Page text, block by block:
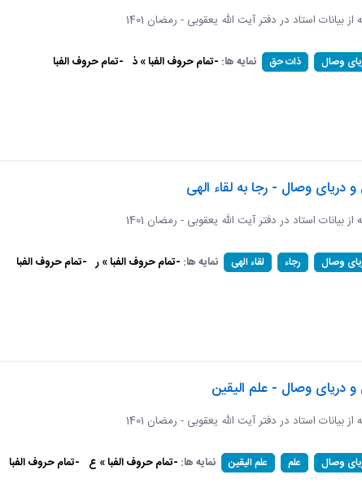
از بیانات استاد در دفتر آیت الله یعقوبی - رمضان 1401
وصال ذات حق نمایه ها: -تمام حروف الفبا » ذ -تمام حروف الفبا
و دریای وصال - رجا به لقاء الهی
از بیانات استاد در دفتر آیت الله یعقوبی - رمضان 1401
وصال رجاء لقاء الهی نمایه ها: -تمام حروف الفبا » ر -تمام حروف الفبا
و دریای وصال - علم الیقین
از بیانات استاد در دفتر آیت الله یعقوبی - رمضان 1401
وصال علم علم الیقین نمایه ها: -تمام حروف الفبا » ع -تمام حروف الفبا